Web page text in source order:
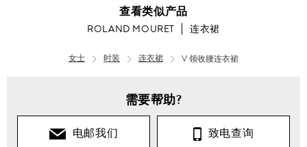
查看类似产品
ROLAND MOURET 连衣裙
女士 时装 连衣裙 V 领收腰连衣裙
需要帮助?
电邮我们 致电查询